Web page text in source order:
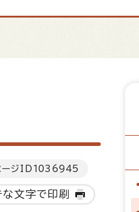
ージID 1036945
な文字で印刷